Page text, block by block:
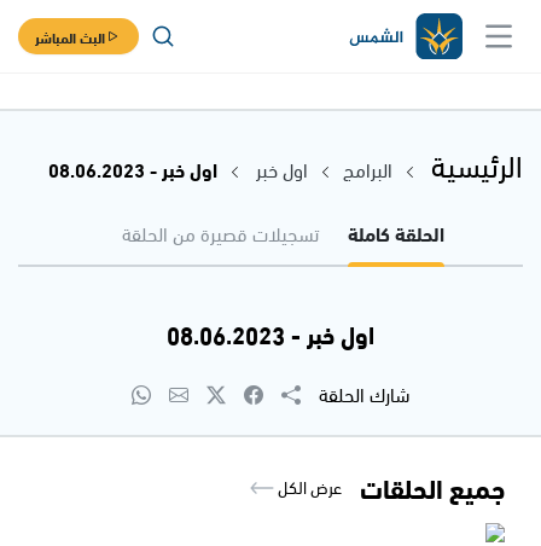
البث المباشر
الرئيسية البرامج اول خبر
اول خبر - 08.06.2023
الحلقة كاملة
تسجيلات قصيرة من الحلقة
اول خبر - 08.06.2023
شارك الحلقة
جميع الحلقات عرض الكل